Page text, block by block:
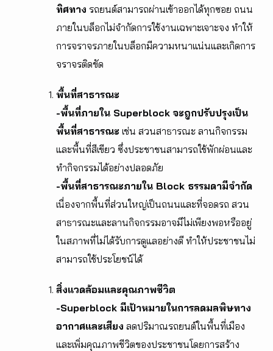
ทิศทาง รถยนต์สามารถผ่านเข้าออกได้ทุกซอย ถนน
ภายในบล็อกไม่จำกัดการใช้งานเฉพาะเจาะจง ทำให้
การจราจรภายในบล็อกมีความหนาแน่นและเกิดการ
จราจรติดขัด
พื้นที่สาธารณะ
-พื้นที่ภายใน Superblock จะถูกปรับปรุงเป็น
พื้นที่สาธารณะ เช่น สวนสาธารณะ ลานกิจกรรม
และพื้นที่สีเขียว ซึ่งประชาชนสามารถใช้พักผ่อนและ
ทำกิจกรรมได้อย่างปลอดภัย
-พื้นที่สาธารณะภายใน Block ธรรมดามีจำกัด
เนื่องจากพื้นที่ส่วนใหญ่เป็นถนนและที่จอดรถ สวน
สาธารณะและลานกิจกรรมอาจมีไม่เพียงพอหรืออยู่
ในสภาพที่ไม่ได้รับการดูแลอย่างดี ทำให้ประชาชนไม่
สามารถใช้ประโยชน์ได้
สิ่งแวดล้อมและคุณภาพชีวิต
-Superblock มีเป้าหมายในการลดมลพิษทาง
อากาศและเสียง ลดปริมาณรถยนต์ในพื้นที่เมือง
และเพิ่มคุณภาพชีวิตของประชาชนโดยการสร้าง